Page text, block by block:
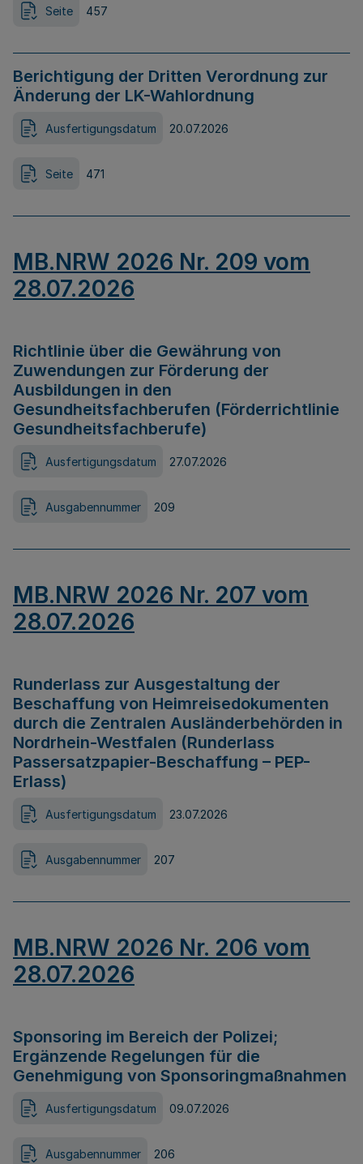
Seite 457
Berichtigung der Dritten Verordnung zur
Änderung der LK-Wahlordnung
Ausfertigungsdatum 20.07.2026
Seite 471
MB.NRW 2026 Nr. 209 vom
28.07.2026
Richtlinie über die Gewährung von
Zuwendungen zur Förderung der
Ausbildungen in den
Gesundheitsfachberufen (Förderrichtlinie
Gesundheitsfachberufe)
Ausfertigungsdatum 27.07.2026
Ausgabennummer 209
MB.NRW 2026 Nr. 207 vom
28.07.2026
Runderlass zur Ausgestaltung der
Beschaffung von Heimreisedokumenten
durch die Zentralen Ausländerbehörden in
Nordrhein-Westfalen (Runderlass
Passersatzpapier-Beschaffung – PEP-
Erlass)
Ausfertigungsdatum 23.07.2026
Ausgabennummer 207
MB.NRW 2026 Nr. 206 vom
28.07.2026
Sponsoring im Bereich der Polizei;
Ergänzende Regelungen für die
Genehmigung von Sponsoringmaßnahmen
Ausfertigungsdatum 09.07.2026
Ausgabennummer 206